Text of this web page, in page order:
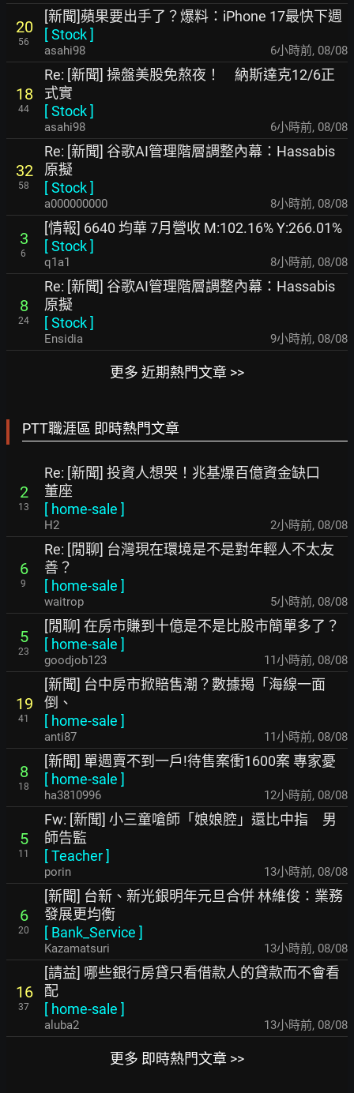
20
56
[新聞]蘋果要出手了？爆料：iPhone 17最快下週
[Stock]
asahi98 6小時前, 08/08
18
44
Re: [新聞] 操盤美股免熬夜！ 納斯達克12/6正
式實
[Stock]
asahi98 6小時前, 08/08
32
58
Re: [新聞] 谷歌AI管理階層調整內幕：Hassabis
原擬
[Stock]
a000000000 8小時前, 08/08
3
6
[情報] 6640 均華 7月營收 M:102.16% Y:266.01%
[Stock]
q1a1 8小時前, 08/08
8
24
Re: [新聞] 谷歌AI管理階層調整內幕：Hassabis
原擬
[Stock]
Ensidia 9小時前, 08/08
更多 近期熱門文章 >>
PTT職涯區 即時熱門文章
2
13
Re: [新聞] 投資人想哭！兆基爆百億資金缺口
董座
[ home-sale ]
H2 2小時前, 08/08
6
9
Re: [閒聊] 台灣現在環境是不是對年輕人不太友
善？
[ home-sale ]
waitrop 5小時前, 08/08
5
23
[閒聊] 在房市賺到十億是不是比股市簡單多了？
[ home-sale ]
goodjob123 11小時前, 08/08
19
41
[新聞] 台中房市掀賠售潮？數據揭「海線一面
倒、
[ home-sale ]
anti87 11小時前, 08/08
8
18
[新聞] 單週賣不到一戶!待售案衝1600案 專家憂
[ home-sale ]
ha3810996 12小時前, 08/08
5
11
Fw: [新聞] 小三童嗆師「娘娘腔」還比中指 男
師告監
[Teacher]
porin 13小時前, 08/08
6
20
[新聞] 台新、新光銀明年元旦合併 林維俊：業務
發展更均衡
[ Bank_Service ]
Kazamatsuri 13小時前, 08/08
16
37
[請益] 哪些銀行房貸只看借款人的貸款而不會看
配
[ home-sale ]
aluba2 13小時前, 08/08
更多 即時熱門文章 >>